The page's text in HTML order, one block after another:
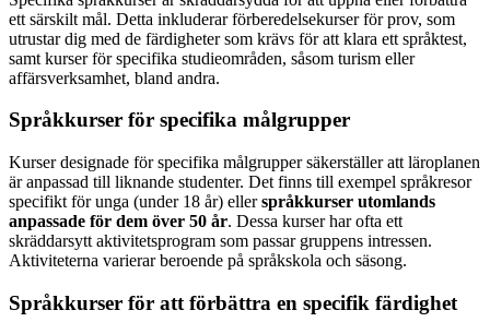
ett särskilt mål. Detta inkluderar förberedelsekurser för prov, som
utrustar dig med de färdigheter som krävs för att klara ett språktest,
samt kurser för specifika studieområden, såsom turism eller
affärsverksamhet, bland andra.
Språkkurser för specifika målgrupper
Kurser designade för specifika målgrupper säkerställer att läroplanen
är anpassad till liknande studenter. Det finns till exempel språkresor
specifikt för unga (under 18 år) ellerspråkkurser utomlands
anpassade för dem över 50 år. Dessa kurser har ofta ett
skräddarsytt aktivitetsprogram som passar gruppens intressen.
Aktiviteterna varierar beroende på språkskola och säsong.
Språkkurser för att förbättra en specifik färdighet